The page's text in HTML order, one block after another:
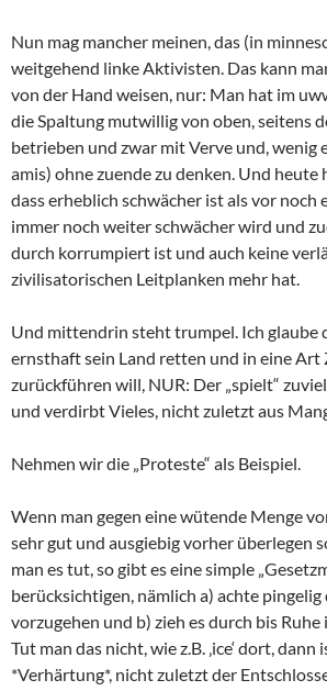
Nun mag mancher meinen, das (in
weitgehend linke Aktivisten. Das kann
von der Hand weisen, nur: Man hat im
die Spaltung mutwillig von oben, seitens
betrieben und zwar mit Verve und, wenig
amis) ohne zuende zu denken. Und heute
dass erheblich schwächer ist als vor noch
immer noch weiter schwächer wird und
durch korrumpiert ist und auch keine
zivilisatorischen Leitplanken mehr hat.
Und mittendrin steht trumpel. Ich glaube
ernsthaft sein Land retten und in eine
zurückführen will, NUR: Der „spielt“
und verdirbt Vieles, nicht zuletzt aus
Nehmen wir die „Proteste“ als Beispiel.
Wenn man gegen eine wütende Menge
sehr gut und ausgiebig vorher überlegen
man es tut, so gibt es eine simple
berücksichtigen, nämlich a) achte
vorzugehen und b) zieh es durch bis
Tut man das nicht, wie z.B. ‚ice‘ dort, dann
*Verhärtung*, nicht zuletzt der